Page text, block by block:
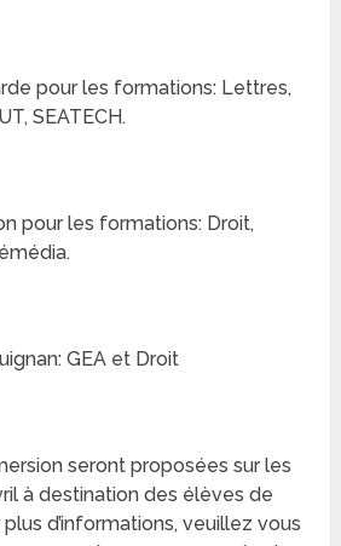
pour les formations: Lettres,
SEATECH.
pour les formations: Droit,
GEA et Droit
seront proposées sur les
à destination des élèves de
d’informations, veuillez vous